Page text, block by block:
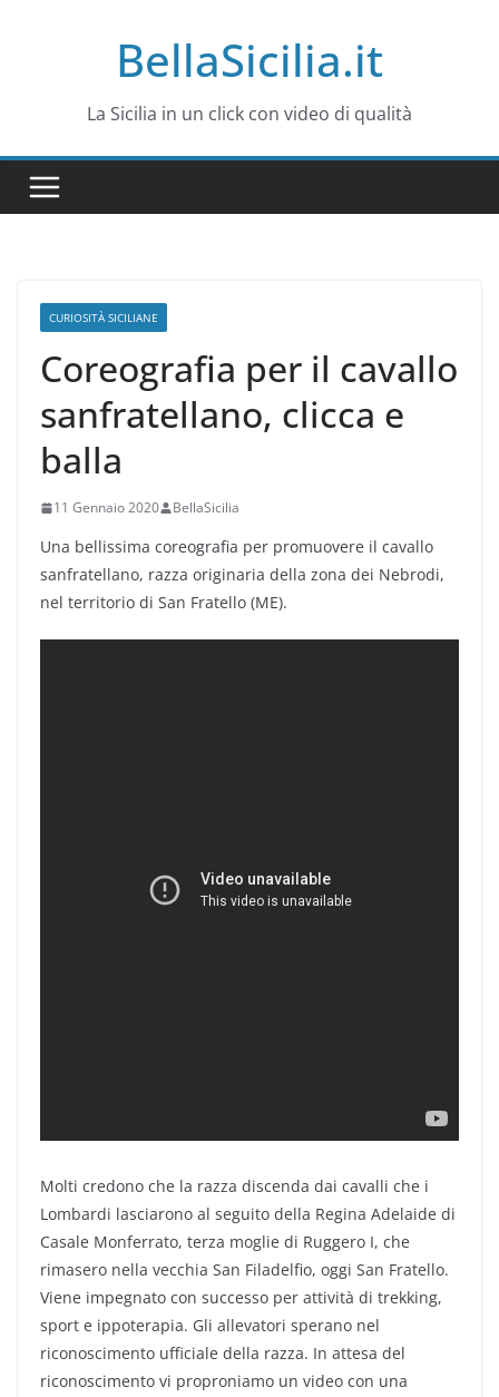
BellaSicilia.it
La Sicilia in un click con video di qualità
CURIOSITÀ SICILIANE
Coreografia per il cavallo
sanfratellano, clicca e
balla
11 Gennaio 2020 BellaSicilia
Una bellissima coreografia per promuovere il cavallo
sanfratellano, razza originaria della zona dei Nebrodi,
nel territorio di San Fratello (ME).
Molti credono che la razza discenda dai cavalli che i
Lombardi lasciarono al seguito della Regina Adelaide di
Casale Monferrato, terza moglie di Ruggero I, che
rimasero nella vecchia San Filadelfio, oggi San Fratello.
Viene impegnato con successo per attività di trekking,
sport e ippoterapia. Gli allevatori sperano nel
riconoscimento ufficiale della razza. In attesa del
riconoscimento vi proproniamo un video con una